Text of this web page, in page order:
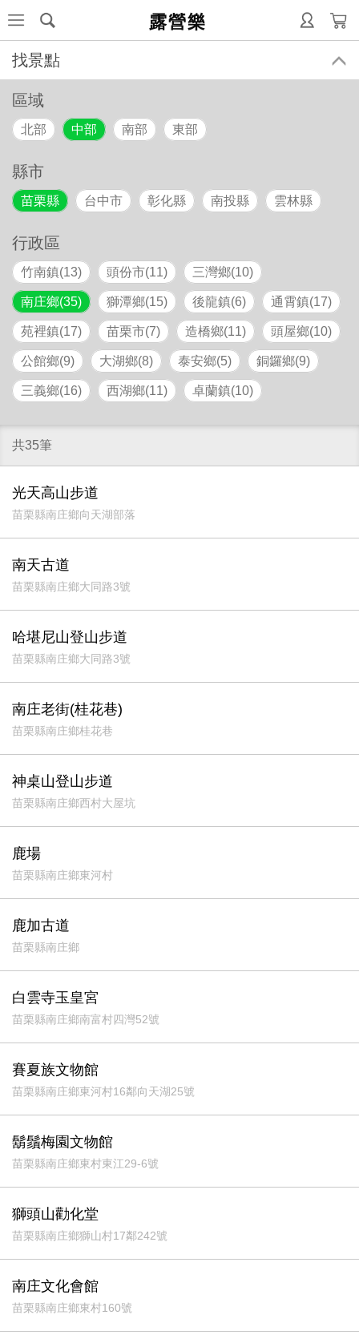
露營樂
找景點
區域
北部 中部 南部 東部
縣市
苗栗縣 台中市 彰化縣 南投縣 雲林縣
行政區
竹南鎮(13) 頭份市(11) 三灣鄉(10)
南庄鄉(35) 獅潭鄉(15) 後龍鎮(6) 通霄鎮(17)
苑裡鎮(17) 苗栗市(7) 造橋鄉(11) 頭屋鄉(10)
公館鄉(9) 大湖鄉(8) 泰安鄉(5) 銅鑼鄉(9)
三義鄉(16) 西湖鄉(11) 卓蘭鎮(10)
共35筆
光天高山步道
苗栗縣南庄鄉向天湖部落
南天古道
苗栗縣南庄鄉大同路3號
哈堪尼山登山步道
苗栗縣南庄鄉大同路3號
南庄老街(桂花巷)
苗栗縣南庄鄉桂花巷
神桌山登山步道
苗栗縣南庄鄉西村大屋坑
鹿場
苗栗縣南庄鄉東河村
鹿加古道
苗栗縣南庄鄉
白雲寺玉皇宮
苗栗縣南庄鄉南富村四灣52號
賽夏族文物館
苗栗縣南庄鄉東河村16鄰向天湖25號
鬍鬚梅園文物館
苗栗縣南庄鄉東村東江29-6號
獅頭山勸化堂
苗栗縣南庄鄉獅山村17鄰242號
南庄文化會館
苗栗縣南庄鄉東村160號